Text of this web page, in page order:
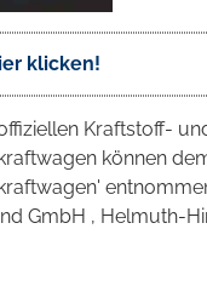
klicken!
Kraftstoff-
können
GmbH , Helmuth-